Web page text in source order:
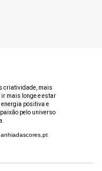
criatividade, mais
mais longe e estar
positiva e
pelo universo